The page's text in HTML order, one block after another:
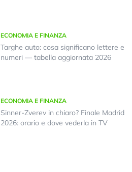
ECONOMIA E FINANZA
Targhe auto: cosa significano lettere e
numeri — tabella aggiornata 2026
ECONOMIA E FINANZA
Sinner-Zverev in chiaro? Finale Madrid
2026: orario e dove vederla in TV